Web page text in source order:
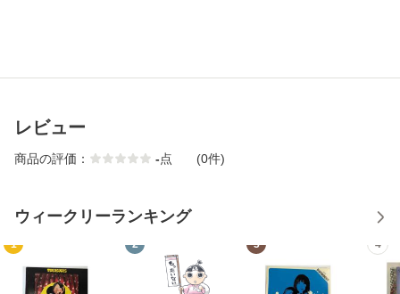
レビュー
商品の評価： -点 (0件)
ウィークリーランキング
1 2 3 4